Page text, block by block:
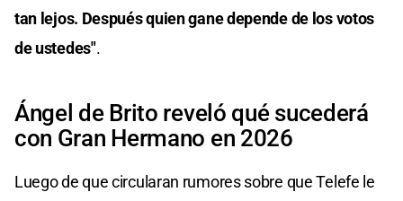
tan lejos. Después quien gane depende de los votos
de ustedes".
Ángel de Brito reveló qué sucederá
con Gran Hermano en 2026
Luego de que circularan rumores sobre que Telefe le